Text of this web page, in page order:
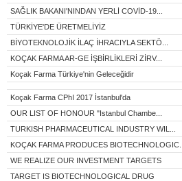
SAĞLIK BAKANI'NINDAN YERLİ COVİD-19...
TÜRKİYE'DE ÜRETMELİYİZ
BİYOTEKNOLOJİK İLAÇ İHRACIYLA SEKTÖ...
KOÇAK FARMA AR-GE İŞBİRLİKLERİ ZİRV...
Koçak Farma Türkiye'nin Geleceğidir
Koçak Farma CPhI 2017 İstanbul'da
OUR LIST OF HONOUR "Istanbul Chambe...
TURKISH PHARMACEUTICAL INDUSTRY WIL...
KOÇAK FARMA PRODUCES BIOTECHNOLOGIC...
WE REALIZE OUR INVESTMENT TARGETS
TARGET IS BIOTECHNOLOGICAL DRUG